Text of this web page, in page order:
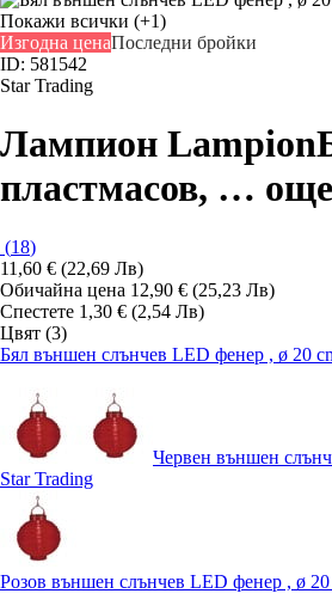
Покажи всички (+1)
Изгодна ценаПоследни бройки
ID: 581542
Star Trading
Лампион Lampion
пластмасов, … още
(18)
11,60 € (22,69 Лв)
Обичайна цена 12,90 € (25,23 Лв)
Спестете 1,30 € (2,54 Лв)
Цвят (3)
Бял външен слънчев LED фенер , ø 20
Червен външен
Star Trading
Розов външен слънчев LED фенер , ø